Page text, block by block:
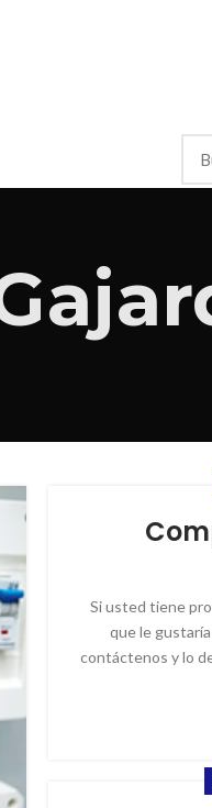
Si usted tiene
que le
contáctenos y lo